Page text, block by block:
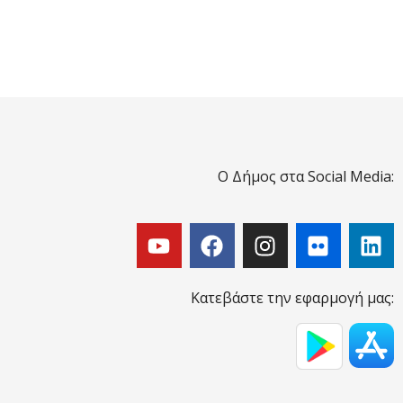
Ο Δήμος στα Social Media:
Κατεβάστε την εφαρμογή μας: